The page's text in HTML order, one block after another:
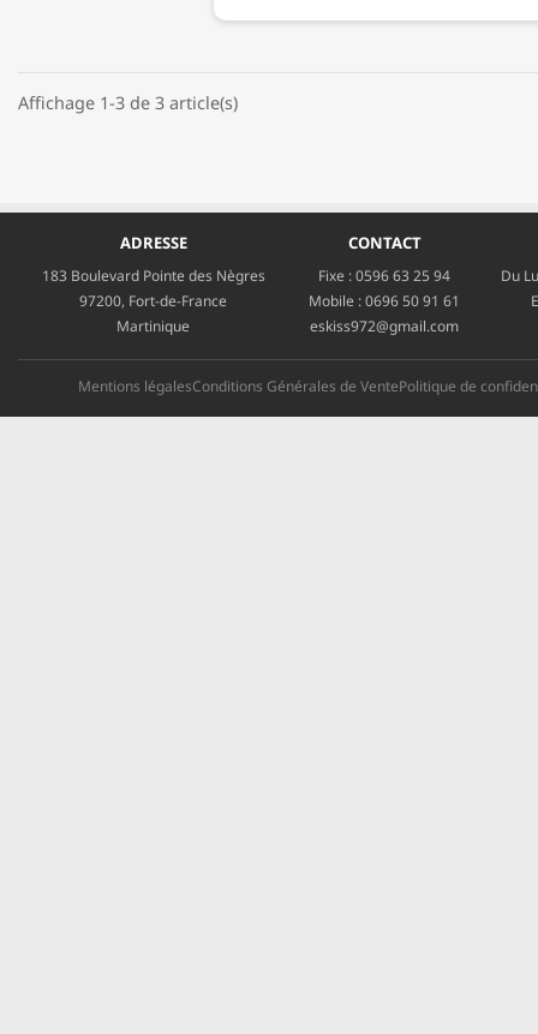
Affichage 1-3 de 3 article(s)
ADRESSE
183 Boulevard Pointe des Nègres
97200, Fort-de-France
Martinique
CONTACT
Fixe :0596 63 25 94
Mobile :0696 50 91 61
eskiss972@gmail.com
Du
Mentions légalesConditions Générales de VentePolitique de